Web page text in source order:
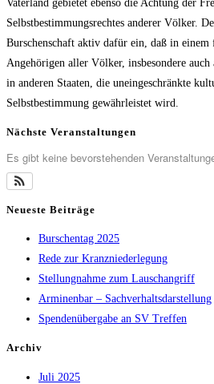
Vaterland gebietet ebenso die Achtung der
Selbstbestimmungsrechtes anderer Völker.
Burschenschaft aktiv dafür ein, daß in einem
Angehörigen aller Völker, insbesondere auch
in anderen Staaten, die uneingeschränkte
Selbstbestimmung gewährleistet wird.
Nächste Veranstaltungen
Es gibt keine bevorstehenden
Neueste Beiträge
Burschentag 2025
Rede zur Kranzniederlegung
Stellungnahme zum Lauschangriff
Arminenbar – Sachverhaltsdarstellung
Spendenübergabe an SV Treffen
Archiv
Juli 2025